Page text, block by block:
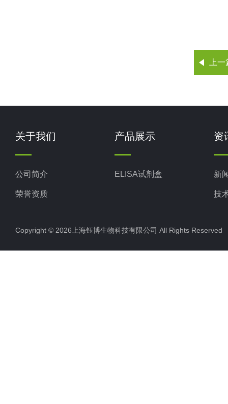
上
关于我们
公司简介
荣誉资质
产品展示
ELISA试剂盒
资
新
技
Copyright © 2026上海钰博生物科技有限公司 All Rights